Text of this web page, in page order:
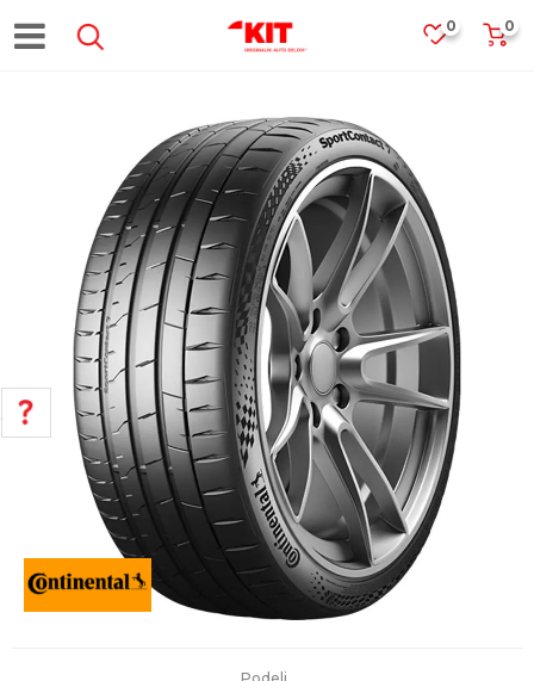
0
0
POMOĆ PRI KUPOVINI
Za više informacija, pomoć i
porudžbine
011 4427900
Radno vreme